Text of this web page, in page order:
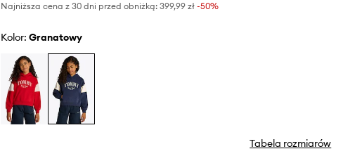
Najniższa cena z 30 dni przed obniżką: 399,99 zł -50%
Kolor: granatowy
Tabela rozmiarów